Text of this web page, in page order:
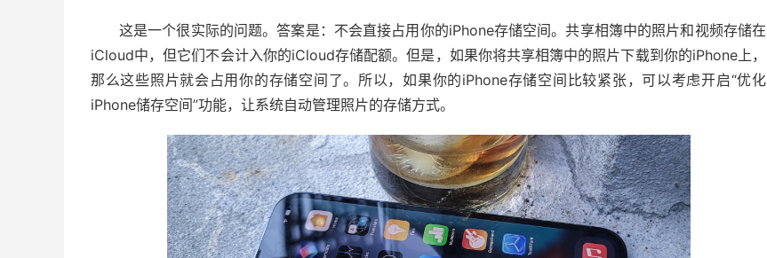
这是一个很实际的问题。答案是：不会直接占用你的iPhone存储空间。共享相簿中的照片和视频存储在
iCloud中，但它们不会计入你的iCloud存储配额。但是，如果你将共享相簿中的照片下载到你的iPhone上，
那么这些照片就会占用你的存储空间了。所以，如果你的iPhone存储空间比较紧张，可以考虑开启“优化
iPhone储存空间”功能，让系统自动管理照片的存储方式。